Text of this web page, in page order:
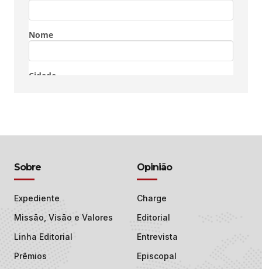
Sobre
Expediente
Missão, Visão e Valores
Linha Editorial
Prêmios
Opinião
Charge
Editorial
Entrevista
Episcopal